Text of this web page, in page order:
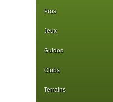
Pros
Jeux
Guides
Clubs
Terrains